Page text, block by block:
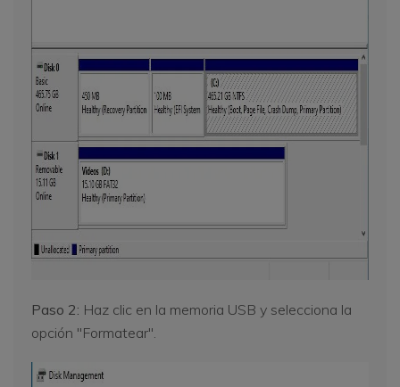
Paso 2: Haz clic en la memoria USB y selecciona la
opción "Formatear".